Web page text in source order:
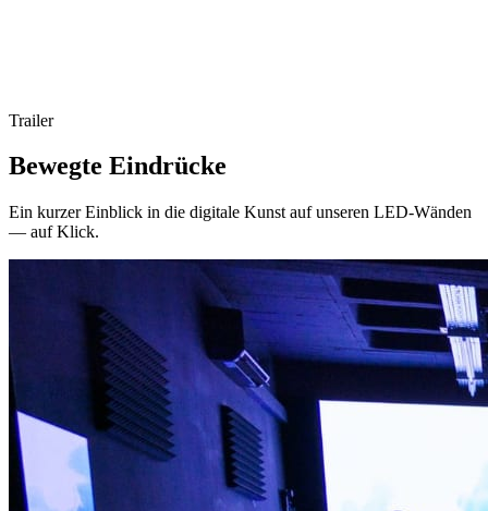
Trailer
Bewegte Eindrücke
Ein kurzer Einblick in die digitale Kunst auf unseren LED-Wänden
— auf Klick.